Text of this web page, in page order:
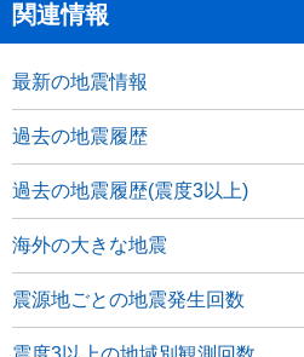
関連情報
最新の地震情報
過去の地震履歴
過去の地震履歴(震度3以上)
海外の大きな地震
震源地ごとの地震発生回数